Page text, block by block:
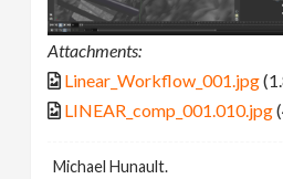
Attachments:
Linear_Workflow_001.jpg
LINEAR_comp_001.010.jpg
Michael Hunault.